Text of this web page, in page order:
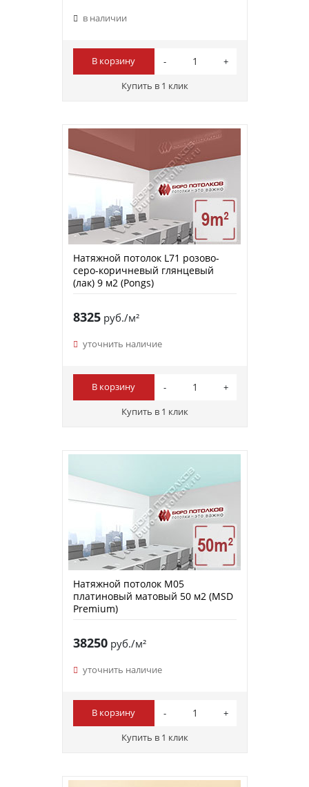
в наличии
В корзину
Купить в 1 клик
Натяжной потолок L71 розово-
серо-коричневый глянцевый
(лак) 9 м2 (Pongs)
8325руб./м²
уточнить наличие
В корзину
Купить в 1 клик
Натяжной потолок M05
платиновый матовый 50 м2 (MSD
Premium)
38250руб./м²
уточнить наличие
В корзину
Купить в 1 клик